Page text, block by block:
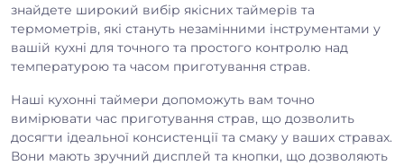
знайдете широкий вибір якісних таймерів та
термометрів, які стануть незамінними інструментами у
вашій кухні для точного та простого контролю над
температурою та часом приготування страв.
Наші кухонні таймери допоможуть вам точно
вимірювати час приготування страв, що дозволить
досягти ідеальної консистенції та смаку у ваших стравах.
Вони мають зручний дисплей та кнопки, що дозволяють